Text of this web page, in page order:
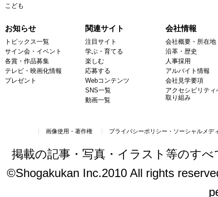
こども
お知らせ
トピックス一覧
サイン会・イベント
各賞・作品募集
テレビ・映画化情報
プレゼント
関連サイト
注目サイト
学ぶ・育てる
楽しむ
応募する
Webコンテンツ
SNS一覧
動画一覧
会社情報
会社概要・所在地
沿革・歴史
人事採用
アルバイト情報
会社見学要項
アクセシビリティ
取り組み
画像使用・著作権 プライバシーポリシー・ソーシャルメデ
掲載の記事・写真・イラスト等のす
©Shogakukan Inc.2010 All rights